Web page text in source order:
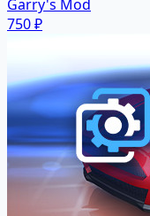
Garry's Mod
750 ₽